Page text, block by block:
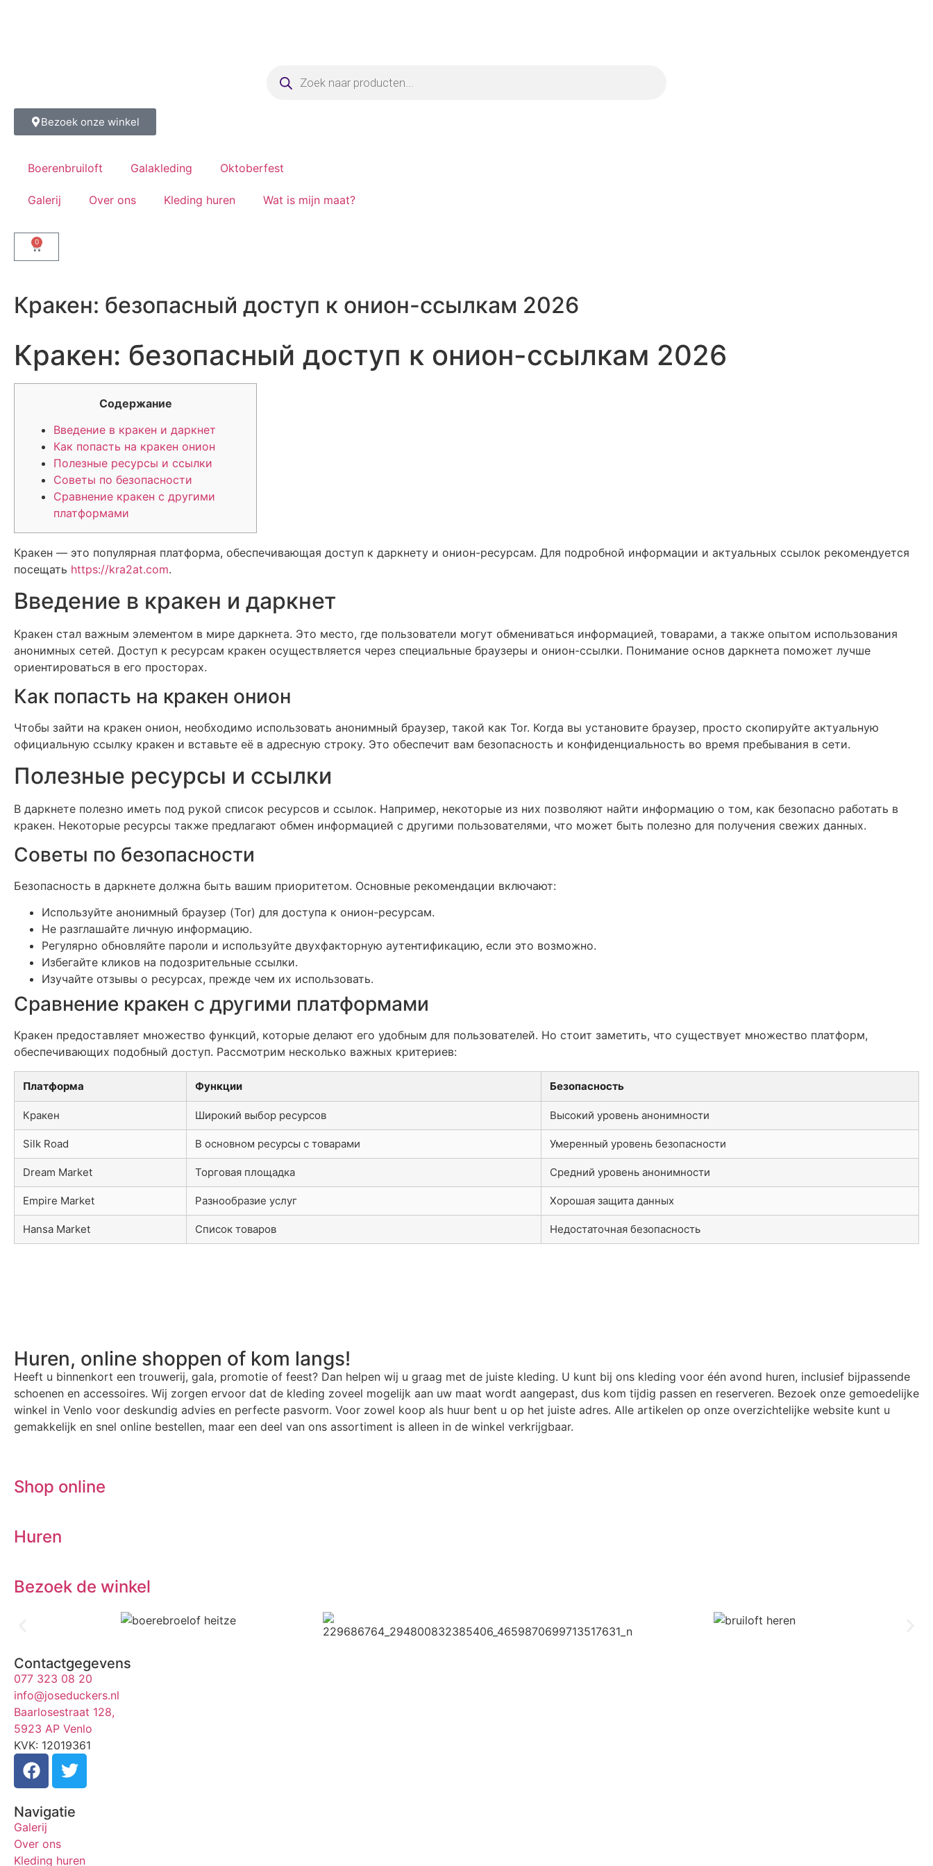
Bezoek onze winkel
Boerenbruiloft Galakleding Oktoberfest
Galerij Over ons Kleding huren Wat is mijn maat?
0
Кракен: безопасный доступ к онион-ссылкам 2026
Кракен: безопасный доступ к онион-ссылкам 2026
Содержание
Введение в кракен и даркнет
Как попасть на кракен онион
Полезные ресурсы и ссылки
Советы по безопасности
Сравнение кракен с другими
платформами
Кракен — это популярная платформа, обеспечивающая доступ к даркнету и онион-ресурсам. Для подробной информации и актуальных ссылок рекомендуется
посещать https://kra2at.com.
Введение в кракен и даркнет
Кракен стал важным элементом в мире даркнета. Это место, где пользователи могут обмениваться информацией, товарами, а также опытом использования
анонимных сетей. Доступ к ресурсам кракен осуществляется через специальные браузеры и онион-ссылки. Понимание основ даркнета поможет лучше
ориентироваться в его просторах.
Как попасть на кракен онион
Чтобы зайти на кракен онион, необходимо использовать анонимный браузер, такой как Tor. Когда вы установите браузер, просто скопируйте актуальную
официальную ссылку кракен и вставьте её в адресную строку. Это обеспечит вам безопасность и конфиденциальность во время пребывания в сети.
Полезные ресурсы и ссылки
В даркнете полезно иметь под рукой список ресурсов и ссылок. Например, некоторые из них позволяют найти информацию о том, как безопасно работать в
кракен. Некоторые ресурсы также предлагают обмен информацией с другими пользователями, что может быть полезно для получения свежих данных.
Советы по безопасности
Безопасность в даркнете должна быть вашим приоритетом. Основные рекомендации включают:
Используйте анонимный браузер (Tor) для доступа к онион-ресурсам.
Не разглашайте личную информацию.
Регулярно обновляйте пароли и используйте двухфакторную аутентификацию, если это возможно.
Избегайте кликов на подозрительные ссылки.
Изучайте отзывы о ресурсах, прежде чем их использовать.
Сравнение кракен с другими платформами
Кракен предоставляет множество функций, которые делают его удобным для пользователей. Но стоит заметить, что существует множество платформ,
обеспечивающих подобный доступ. Рассмотрим несколько важных критериев:
Платформа Функции Безопасность
Кракен Широкий выбор ресурсов Высокий уровень анонимности
Silk Road В основном ресурсы с товарами Умеренный уровень безопасности
Dream Market Торговая площадка Средний уровень анонимности
Empire Market Разнообразие услуг Хорошая защита данных
Hansa Market Список товаров Недостаточная безопасность
Huren, online shoppen of kom langs!
Heeft u binnenkort een trouwerij, gala, promotie of feest? Dan helpen wij u graag met de juiste kleding. U kunt bij ons kleding voor één avond huren, inclusief bijpassende
schoenen en accessoires. Wij zorgen ervoor dat de kleding zoveel mogelijk aan uw maat wordt aangepast, dus kom tijdig passen en reserveren. Bezoek onze gemoedelijke
winkel in Venlo voor deskundig advies en perfecte pasvorm. Voor zowel koop als huur bent u op het juiste adres. Alle artikelen op onze overzichtelijke website kunt u
gemakkelijk en snel online bestellen, maar een deel van ons assortiment is alleen in de winkel verkrijgbaar.
Shop online
Huren
Bezoek de winkel
Contactgegevens
077 323 08 20
info@joseduckers.nl
Baarlosestraat 128,
5923 AP Venlo
KVK: 12019361
Navigatie
Galerij
Over ons
Kleding huren